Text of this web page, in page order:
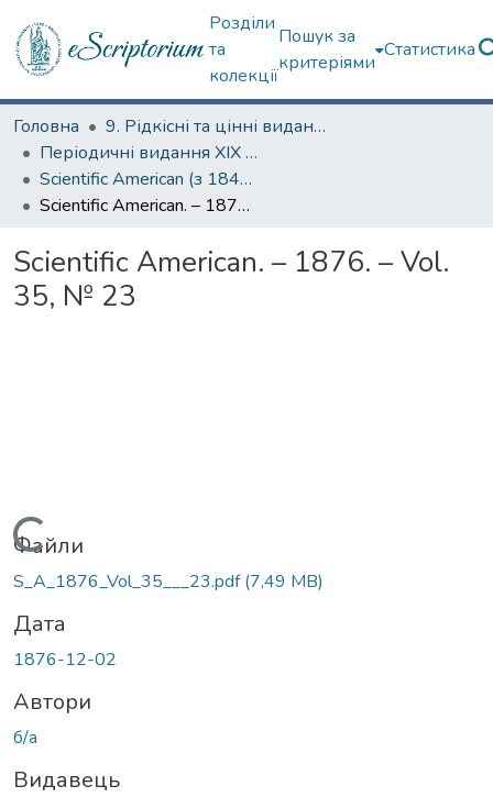
Розділи
та
колекції
Пошук за
критеріями
Статистика
Головна
9. Рідкісні та цінні видання
Періодичні видання ХІХ ст.
Scientific American (з 1845 р.)
Scientific American. – 1876. – Vol. 35, № 23
Scientific American. – 1876. – Vol.
35, № 23
Вантажиться...
Файли
S_A_1876_Vol_35___23.pdf(7,49 MB)
Дата
1876-12-02
Автори
б/а
Видавець